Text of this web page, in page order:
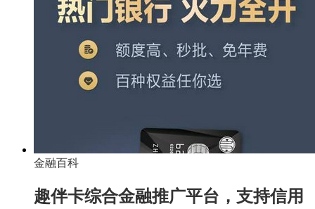
金融百科
趣伴卡综合金融推广平台，支持信用